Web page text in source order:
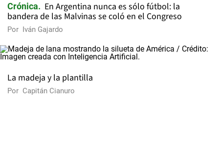
Crónica
En Argentina nunca es sólo fútbol: la
bandera de las Malvinas se coló en el Congreso
Por Iván Gajardo
La madeja y la plantilla
Por Capitán Cianuro